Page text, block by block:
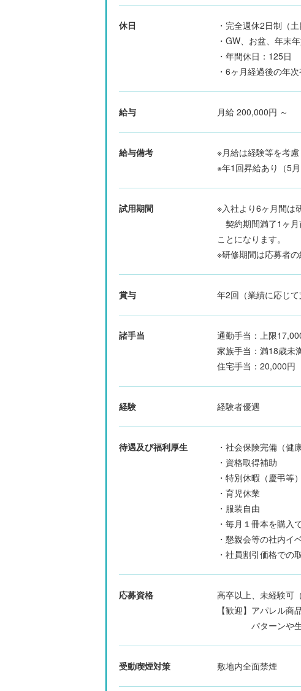
休日
・完全週休2日制（土
・GW、お盆、年末
・年間休日：125日
・6ヶ月経過後の年
給与 月給 200,000円 ～
給与備考
※月給は経験等を考
※年1回昇給あり（5月
試用期間
※入社より6ヶ月間は
契約期間満了1ヶ月
ことになります。
※研修期間は応募者の
賞与 年2回（業績に応じて
諸手当
通勤手当：上限
家族手当：満18歳未
住宅手当：20,000円
経験 経験者優遇
待遇及び福利厚生
・社会保険完備（健
・資格取得補助
・特別休暇（慶弔等）
・育児休業
・服装自由
・毎月１冊本を購入
・懇親会等の社内イ
・社員割引価格での
応募資格
高卒以上、未経験可
【歓迎】アパレル商
パターンや生
受動喫煙対策 敷地内全面禁煙